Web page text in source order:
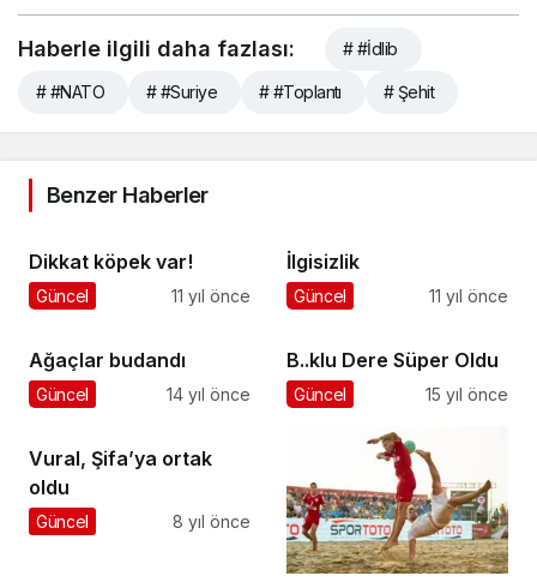
Haberle ilgili daha fazlası: # #İdlib
# #NATO # #Suriye # #Toplantı # Şehit
Benzer Haberler
Dikkat köpek var!
Güncel 11 yıl önce
İlgisizlik
Güncel 11 yıl önce
Ağaçlar budandı
Güncel 14 yıl önce
B..klu Dere Süper Oldu
Güncel 15 yıl önce
Vural, Şifa’ya ortak
oldu
Güncel 8 yıl önce